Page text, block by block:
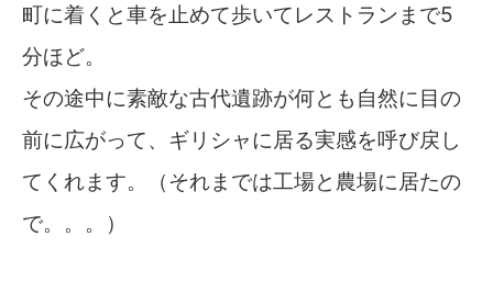
町に着くと車を止めて歩いてレストランまで5
分ほど。
その途中に素敵な古代遺跡が何とも自然に目の
前に広がって、ギリシャに居る実感を呼び戻し
てくれます。（それまでは工場と農場に居たの
で。。。）